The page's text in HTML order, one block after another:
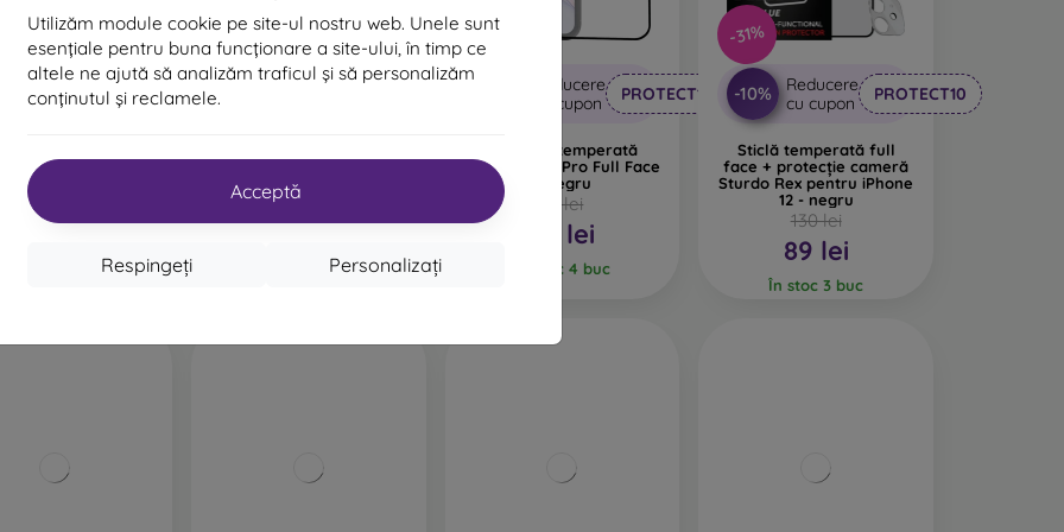
Utilizăm module cookie pe site-ul nostru web. Unele sunt
esențiale pentru buna funcționare a site-ului, în timp ce
altele ne ajută să analizăm traficul și să personalizăm
conținutul și reclamele.
Acceptă
Personalizați
Respingeți
Reducere
cu cupon
PROTECT10
sticlă full face
12/12 Pro (6,1) -
(lipici complet)
124 lei
89 lei
În stoc > 5 buc
53 lei
Ultimul produs în stoc
-10%
Reducere
cu cupon
PROTECT10
6D Sticlă temperată
iPhone 12/12 Pro Full Face
- Negru
93 lei
84 lei
În stoc 4 buc
-31%
-10%
Reducere
cu cupon
PROTECT10
Sticlă temperată full
face + protecție cameră
Sturdo Rex pentru iPhone
12 - negru
130 lei
89 lei
În stoc 3 buc